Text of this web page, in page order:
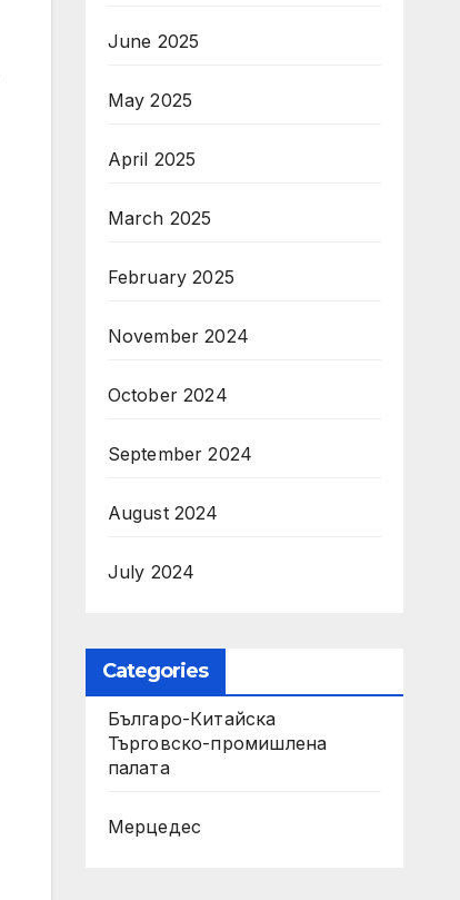
June 2025
May 2025
April 2025
March 2025
February 2025
November 2024
October 2024
September 2024
August 2024
July 2024
Categories
Българо-Китайска
Търговско-промишлена
палaта
Мерцедес